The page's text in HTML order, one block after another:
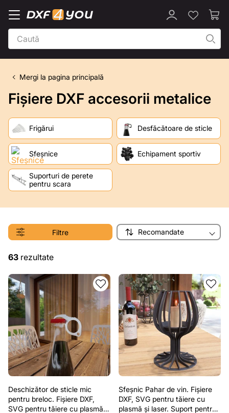
Mergi la pagina principală
Fișiere DXF accesorii metalice
Frigărui Desfăcătoare de sticle
Sfeșnice Echipament sportiv
Suporturi de perete
pentru scara
Filtre Recomandate
63 rezultate
Deschizător de sticle mic
pentru breloc. Fișiere DXF,
SVG pentru tăiere cu plasmă și
Sfeșnic Pahar de vin. Fișiere
DXF, SVG pentru tăiere cu
plasmă și laser. Suport pentru